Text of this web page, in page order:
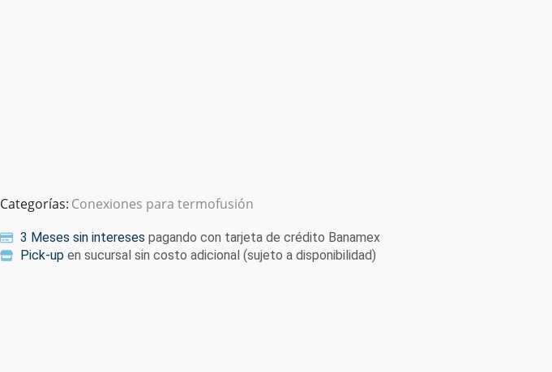
Categorías: Conexiones para termofusión
3 Meses sin intereses pagando con tarjeta de crédito Banamex
Pick-upen sucursal sin costo adicional (sujeto a disponibilidad)